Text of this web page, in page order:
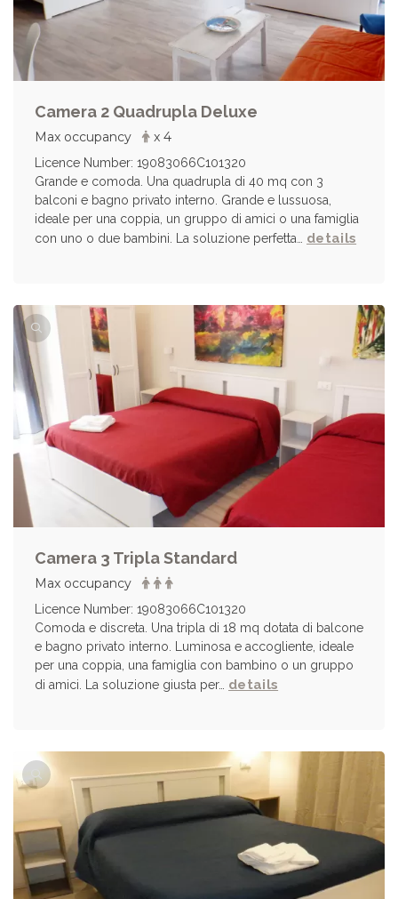
Camera 2 Quadrupla Deluxe
Max occupancy x 4
Licence Number: 19083066C101320
Grande e comoda. Una quadrupla di 40 mq con 3
balconi e bagno privato interno. Grande e lussuosa,
ideale per una coppia, un gruppo di amici o una famiglia
con uno o due bambini. La soluzione perfetta… details
Camera 3 Tripla Standard
Max occupancy
Licence Number: 19083066C101320
Comoda e discreta. Una tripla di 18 mq dotata di balcone
e bagno privato interno. Luminosa e accogliente, ideale
per una coppia, una famiglia con bambino o un gruppo
di amici. La soluzione giusta per… details